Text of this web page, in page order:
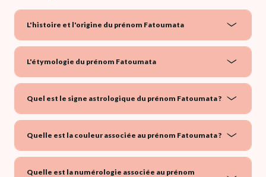
L'histoire et l'origine du prénom Fatoumata
L'étymologie du prénom Fatoumata
Quel est le signe astrologique du prénom Fatoumata ?
Quelle est la couleur associée au prénom Fatoumata ?
Quelle est la numérologie associée au prénom